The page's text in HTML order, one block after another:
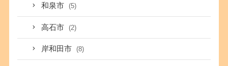
和泉市 (5)
高石市 (2)
岸和田市 (8)